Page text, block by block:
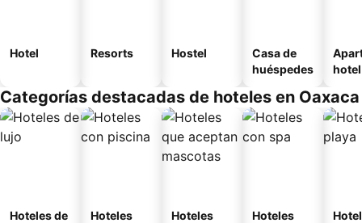
Hotel Resorts Hostel
Casa de
huéspedes
hotel
Categorías destacadas de hoteles en Oaxaca
Hoteles de
Hoteles
Hoteles
Hoteles